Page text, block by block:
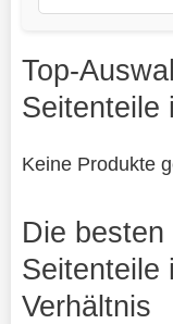
Top-
Seitenteile
Keine Produkte
Die
Seitenteile
Verhältnis